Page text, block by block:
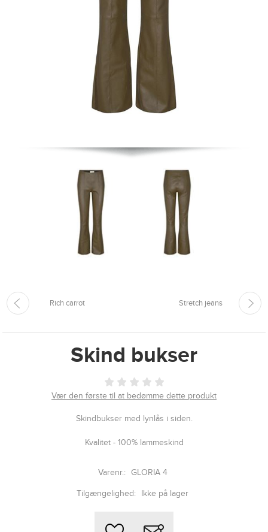
Rich carrot Stretch jeans
Skind bukser
Vær den første til at bedømme dette produkt
Skindbukser med lynlås i siden.
Kvalitet - 100% lammeskind
Varenr.: GLORIA 4
Tilgængelighed: Ikke på lager